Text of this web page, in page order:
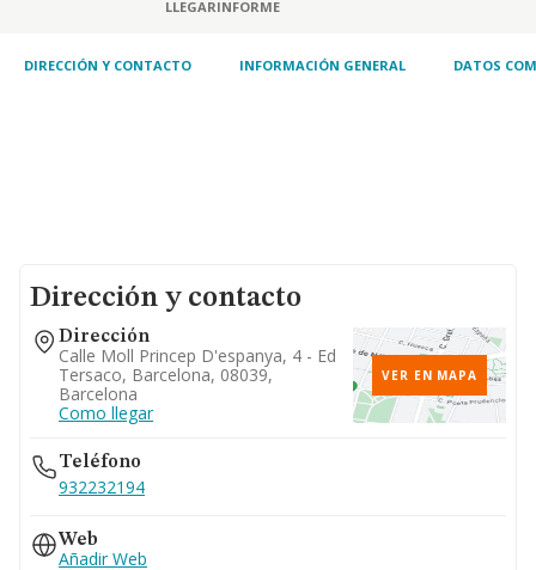
LLEGARINFORME
DIRECCIÓN Y CONTACTO INFORMACIÓN GENERAL DATOS
Dirección y contacto
Dirección
Calle Moll Princep D'espanya, 4 - Ed
Tersaco, Barcelona, 08039,
Barcelona
Como llegar
VER EN MAPA
Teléfono
932232194
Web
Añadir Web